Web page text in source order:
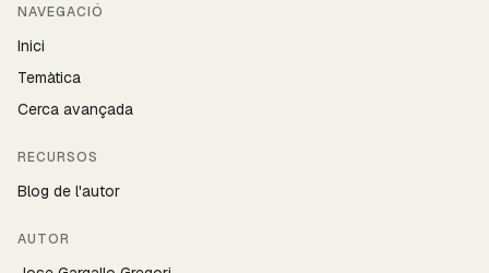
NAVEGACIÓ
Inici
Temàtica
Cerca avançada
RECURSOS
Blog de l'autor
AUTOR